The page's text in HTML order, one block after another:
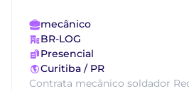
mecânico
BR-LOG
Presencial
Curitiba / PR
Contrata mecânico soldador